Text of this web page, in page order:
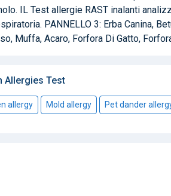
IL Test allergie RAST inalanti
PANNELLO 3: Erba Canina,
Muffa, Acaro, Forfora Di Gatto,
Allergies Test
allergy Mold allergy Pet dander